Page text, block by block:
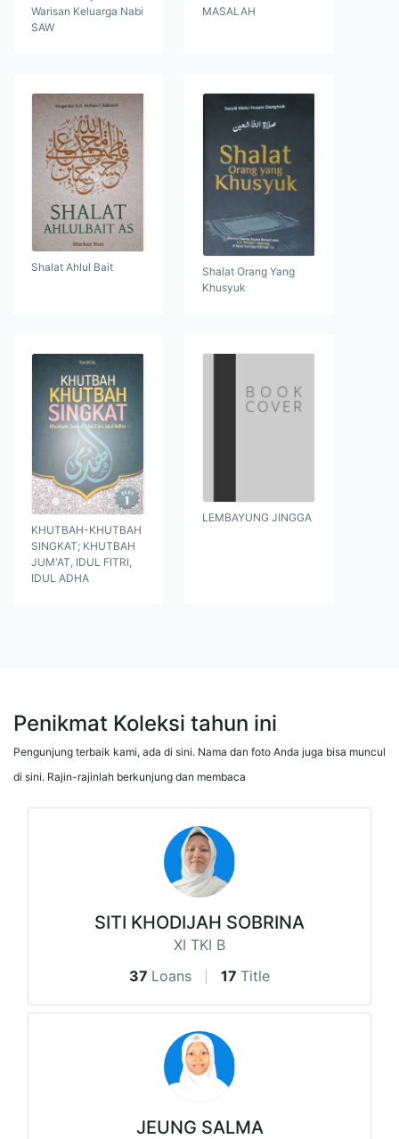
Warisan Keluarga Nabi
SAW
MASALAH
Shalat Ahlul Bait
Shalat Orang Yang
Khusyuk
KHUTBAH-KHUTBAH
SINGKAT; KHUTBAH
JUM'AT, IDUL FITRI,
IDUL ADHA
LEMBAYUNG JINGGA
Penikmat Koleksi tahun ini
Pengunjung terbaik kami, ada di sini. Nama dan foto Anda juga bisa muncul
di sini. Rajin-rajinlah berkunjung dan membaca
SITI KHODIJAH SOBRINA
XI TKI B
37 Loans 17 Title
JEUNG SALMA